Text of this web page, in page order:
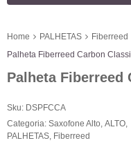
Home PALHETAS Fiberreed
Palheta Fiberreed Carbon
Palheta Fiberreed
Sku: DSPFCCA
Categoria: Saxofone Alto ALTO
PALHETAS Fiberreed